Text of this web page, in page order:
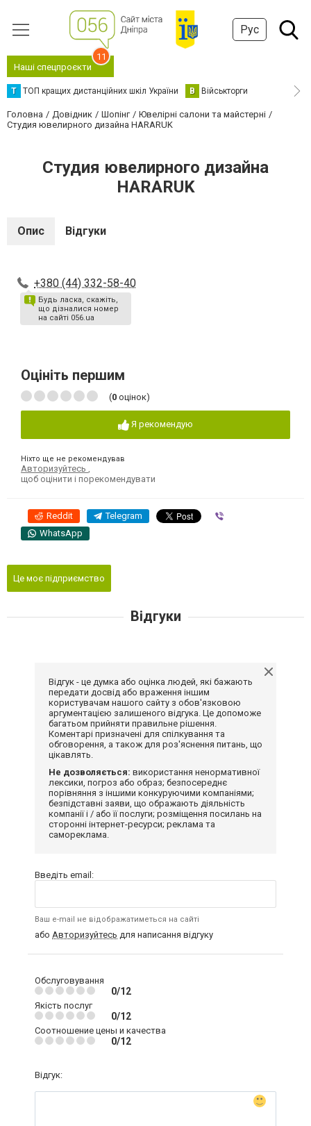
Рус
Наші спецпроєкти
11
Т ТОП кращих дистанційних шкіл України В Військторги
Головна Довідник Шопінг
Ювелірні салони та майстерні
Студия ювелирного дизайна HARARUK
Студия ювелирного дизайна
HARARUK
Опис Відгуки
+380 (44) 332-58-40
Будь ласка, скажіть,
що дізналися номер
на сайті 056.ua
Оцініть першим
(0 оцінок)
Я рекомендую
Ніхто ще не рекомендував
Авторизуйтесь
щоб оцінити і порекомендувати
Reddit Telegram
WhatsApp
Це моє підприємство
Відгуки
Відгук - це думка або оцінка людей, які бажають
передати досвід або враження іншим
користувачам нашого сайту з обов'язковою
аргументацією залишеного відгука. Це допоможе
багатьом прийняти правильне рішення.
Коментарі призначені для спілкування та
обговорення, а також для роз'яснення питань, що
цікавлять.
Не дозволяється: використання ненормативної
лексики, погроз або образ; безпосереднє
порівняння з іншими конкуруючими компаніями;
безпідставні заяви, що ображають діяльність
компанії і / або її послуги; розміщення посилань на
сторонні інтернет-ресурси; реклама та
самореклама.
Введіть email:
Ваш e-mail не відображатиметься на сайті
або Авторизуйтесь для написання відгуку
Обслуговування
0/12
Якість послуг
0/12
Соотношение цены и качества
0/12
Відгук: